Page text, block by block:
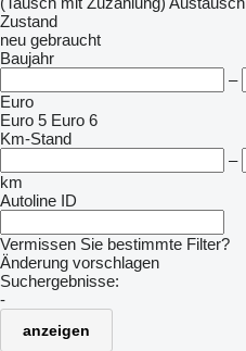
Zustand
neu gebraucht
Baujahr
–
Euro
Euro 5 Euro 6
Km-Stand
–
km
Autoline ID
Vermissen Sie bestimmte Filter?
Änderung vorschlagen
Suchergebnisse:
-
anzeigen